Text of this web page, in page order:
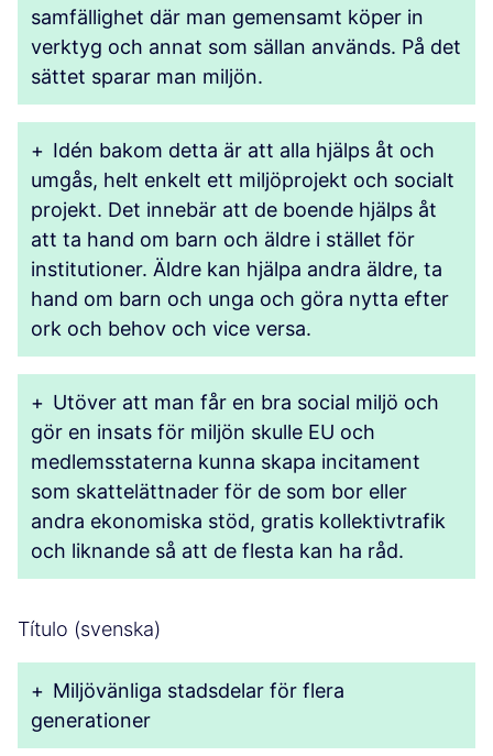
samfällighet där man gemensamt köper in
verktyg och annat som sällan används. På det
sättet sparar man miljön.
+ Idén bakom detta är att alla hjälps åt och
umgås, helt enkelt ett miljöprojekt och socialt
projekt. Det innebär att de boende hjälps åt
att ta hand om barn och äldre i stället för
institutioner. Äldre kan hjälpa andra äldre, ta
hand om barn och unga och göra nytta efter
ork och behov och vice versa.
+ Utöver att man får en bra social miljö och
gör en insats för miljön skulle EU och
medlemsstaterna kunna skapa incitament
som skattelättnader för de som bor eller
andra ekonomiska stöd, gratis kollektivtrafik
och liknande så att de flesta kan ha råd.
Título (svenska)
+ Miljövänliga stadsdelar för flera
generationer